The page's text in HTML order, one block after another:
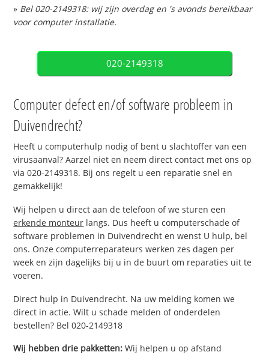
» Bel 020-2149318: wij zijn overdag en 's avonds bereikbaar
voor computer installatie.
020-2149318
Computer defect en/of software probleem in
Duivendrecht?
Heeft u computerhulp nodig of bent u slachtoffer van een
virusaanval? Aarzel niet en neem direct contact met ons op
via 020-2149318. Bij ons regelt u een reparatie snel en
gemakkelijk!
Wij helpen u direct aan de telefoon of we sturen een
erkende monteur langs. Dus heeft u computerschade of
software problemen in Duivendrecht en wenst U hulp, bel
ons. Onze computerreparateurs werken zes dagen per
week en zijn dagelijks bij u in de buurt om reparaties uit te
voeren.
Direct hulp in Duivendrecht. Na uw melding komen we
direct in actie. Wilt u schade melden of onderdelen
bestellen? Bel 020-2149318
Wij hebben drie pakketten: Wij helpen u op afstand